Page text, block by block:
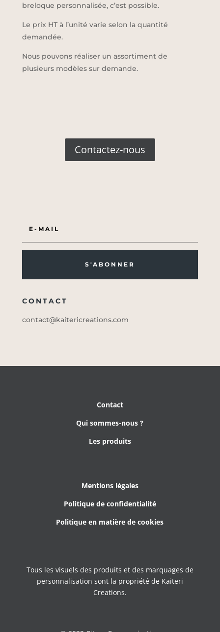
breloque personnalisée, c’est possible.
Le prix HT à l’unité varie selon la quantité
demandée.
Nous pouvons réaliser un assortiment de
plusieurs modèles sur demande.
Contactez-nous
S'ABONNER
CONTACT
contact@kaitericreations.com
Contact
Qui sommes-nous ?
Les produits
Mentions légales
Politique de confidentialité
Politique en matière de cookies
Tous les visuels des produits et des marquages de
personnalisation sont la propriété de Kaiteri
Creations.